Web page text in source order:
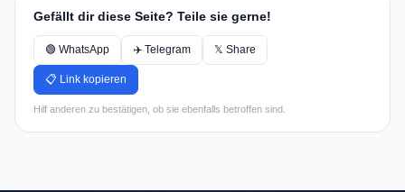
Gefällt dir diese Seite? Teile sie gerne!
🟢 WhatsApp ✈️ Telegram 𝕏 Share
📋 Link kopieren
Hilf anderen zu bestätigen, ob sie ebenfalls betroffen sind.